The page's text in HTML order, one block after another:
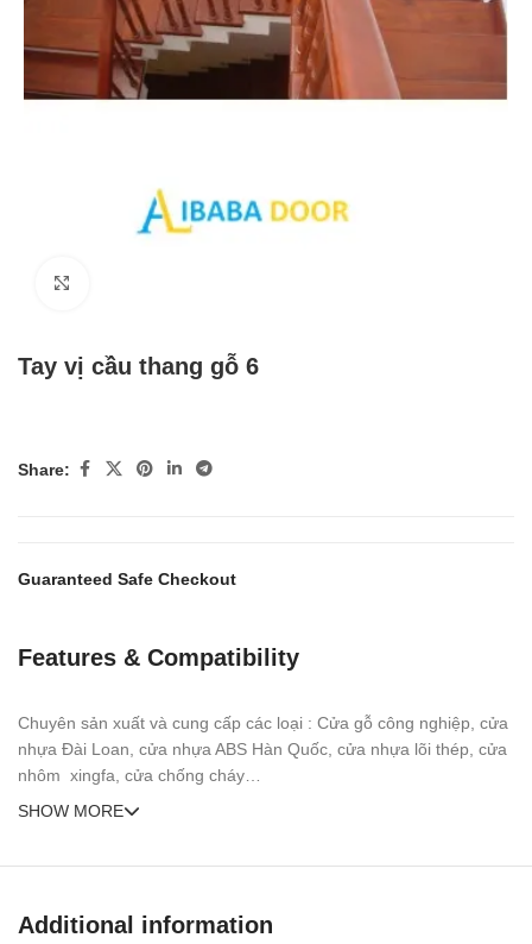
Tay vị cầu thang gỗ 6
Share:
Guaranteed Safe Checkout
Features & Compatibility
Chuyên sản xuất và cung cấp các loại : Cửa gỗ công nghiệp, cửa
nhựa Đài Loan, cửa nhựa ABS Hàn Quốc, cửa nhựa lõi thép, cửa
nhôm xingfa, cửa chống cháy…
SHOW MORE
Additional information